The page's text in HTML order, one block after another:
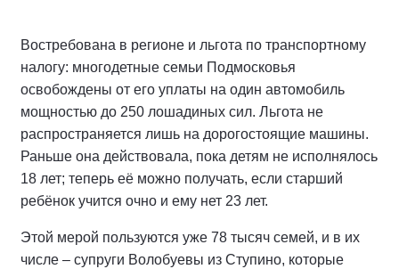
Востребована в регионе и льгота по транспортному
налогу: многодетные семьи Подмосковья
освобождены от его уплаты на один автомобиль
мощностью до 250 лошадиных сил. Льгота не
распространяется лишь на дорогостоящие машины.
Раньше она действовала, пока детям не исполнялось
18 лет; теперь её можно получать, если старший
ребёнок учится очно и ему нет 23 лет.
Этой мерой пользуются уже 78 тысяч семей, и в их
числе – супруги Волобуевы из Ступино, которые